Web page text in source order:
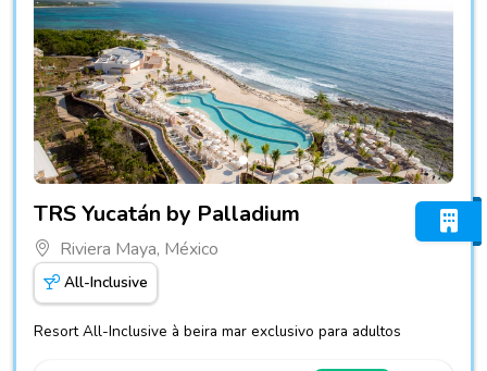
TRS Yucatán by Palladium
Riviera Maya, México
All-Inclusive
Resort All-Inclusive à beira mar exclusivo para adultos